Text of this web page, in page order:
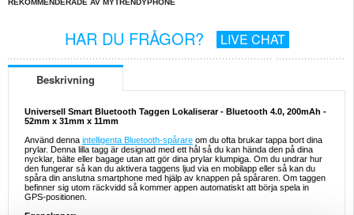
REKOMMENDERADE AV MYTRENDYPHONE
HAR DU FRÅGOR? LIVE CHAT
Beskrivning
Universell Smart Bluetooth Taggen Lokaliserar - Bluetooth 4.0, 200mAh -
52mm x 31mm x 11mm
Använd denna intelligenta Bluetooth-spårare om du ofta brukar tappa bort dina
prylar. Denna lilla tagg är designad med ett hål så du kan hända den på dina
nycklar, bälte eller bagage utan att gör dina prylar klumpiga. Om du undrar hur
den fungerar så kan du aktivera taggens ljud via en mobilapp eller så kan du
spåra din anslutna smartphone med hjälp av knappen på spåraren. Om taggen
befinner sig utom räckvidd så kommer appen automatiskt att börja spela in
GPS-positionen.